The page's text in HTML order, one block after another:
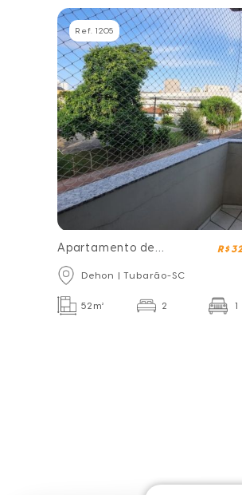
Ref. 1205
Apartamento de
frente para Unisul
R$
Dehon | Tubarão-SC
52m² 2 1